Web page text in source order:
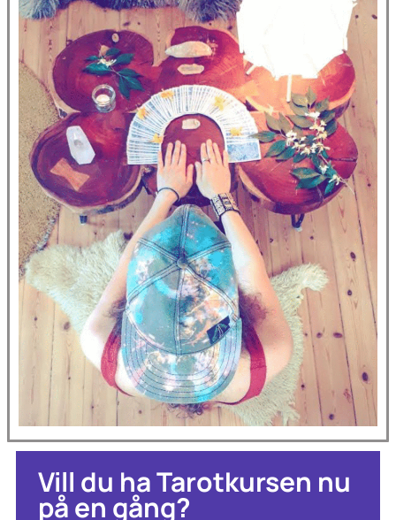
Vill du ha Tarotkursen nu
på en gång?